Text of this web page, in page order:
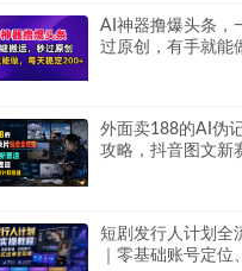
AI神器撸爆头条，
过原创，有手就能
外面卖188的AI伪
攻略，抖音图文新
短剧发行人计划全
｜零基础账号定位